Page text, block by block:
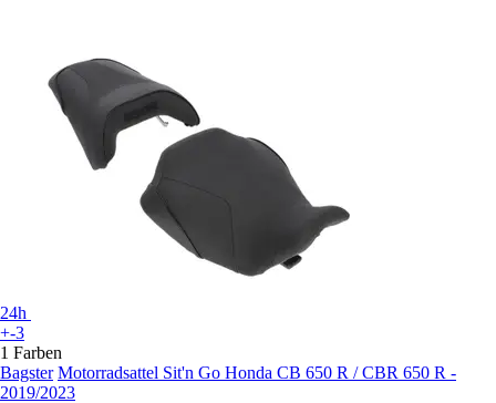
24h
+-3
1 Farben
Bagster Motorradsattel Sit'n Go Honda CB 650 R / CBR 650 R -
2019/2023